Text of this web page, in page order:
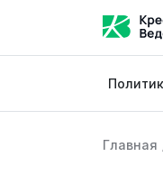
Главная